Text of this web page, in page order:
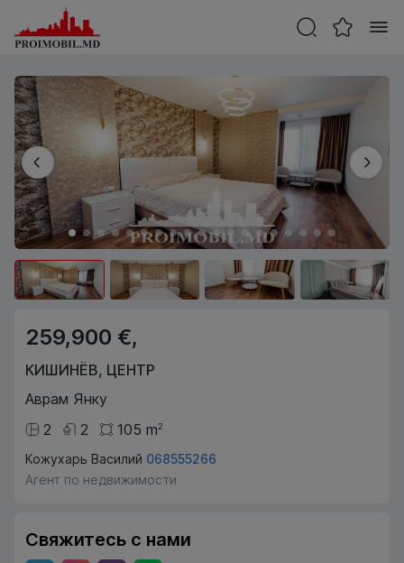
259,900 €,
КИШИНЁВ, ЦЕНТР
Аврам Янку
2
2 105 m2
Кожухарь Василий 068555266
Агент по недвижимости
Свяжитесь с нами